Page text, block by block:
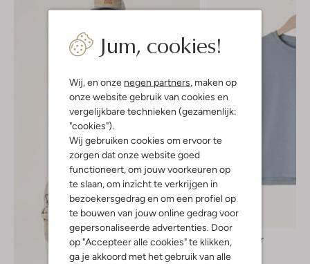
Jum, cookies!
Wij, en onze negen partners , maken op
onze website gebruik van cookies en
vergelijkbare technieken (gezamenlijk:
"cookies").
Wij gebruiken cookies om ervoor te
zorgen dat onze website goed
functioneert, om jouw voorkeuren op
te slaan, om inzicht te verkrijgen in
bezoekersgedrag en om een profiel op
te bouwen van jouw online gedrag voor
gepersonaliseerde advertenties. Door
op "Accepteer alle cookies" te klikken,
ga je akkoord met het gebruik van alle
Lil' Atelier
Polo